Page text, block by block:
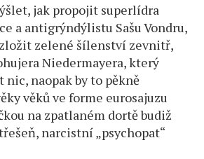
jak propojit superlídra
a antigrýndýlistu Sašu Vondru,
zelené šílenství zevnitř,
Niedermayera, který
nic, naopak by to pěkně
věků ve forme eurosajuzu
na zpatlaném dortě budiž
narcistní „psychopat“